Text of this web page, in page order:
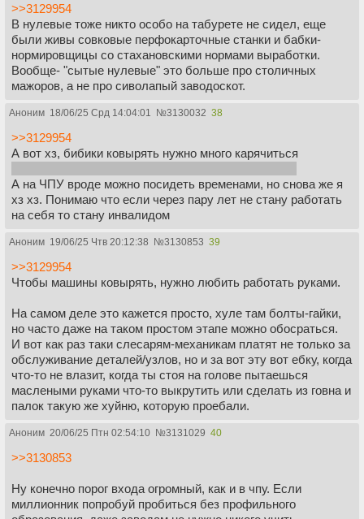
>>3129954
В нулевые тоже никто особо на табурете не сидел, еще
были живы совковые перфокарточные станки и бабки-
нормировщицы со стахановскими нормами выработки.
Вообще- "сытые нулевые" это больше про столичных
мажоров, а не про сиволапый заводоскот.
Аноним 18/06/25 Срд 14:04:01 №3130032 38
>>3129954
А вот хз, бибики ковырять нужно много карячиться
А на ЧПУ вроде можно посидеть временами, но снова же я
хз хз. Понимаю что если через пару лет не стану работать
на себя то стану инвалидом
Аноним 19/06/25 Чтв 20:12:38 №3130853 39
>>3129954
Чтобы машины ковырять, нужно любить работать руками.
На самом деле это кажется просто, хуле там болты-гайки,
но часто даже на таком простом этапе можно обосраться.
И вот как раз таки слесарям-механикам платят не только за
обслуживание деталей/узлов, но и за вот эту вот ебку, когда
что-то не влазит, когда ты стоя на голове пытаешься
маслеными руками что-то выкрутить или сделать из говна и
палок такую же хуйню, которую проебали.
Аноним 20/06/25 Птн 02:54:10 №3131029 40
>>3130853
Ну конечно порог входа огромный, как и в чпу. Если
миллионник попробуй пробиться без профильного